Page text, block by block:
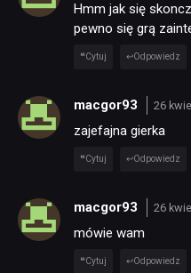
Hmm jak się
pewno się grą
Cytuj Odpowiedz
macgor93 26
zajefajna gierka
Cytuj Odpowiedz
macgor93 26
mówie wam
Cytuj Odpowiedz